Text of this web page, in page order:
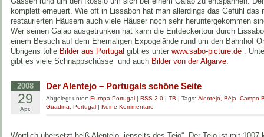
komplett erneuert. Wie oft in Lissabon hat man allerdings das Gefühl das
restaurierten Häusern auch viele Häuser noch sehr heruntergekommen
Wer seinen Galao ausgetrunken hat kann die Entdeckertour durch
einem Besuch auf dem Ehemaligen Expogelände rund um den Bahnhof
Übrigens tolle Bilder aus Portugal gibt es unter www.sabo-picture.de .
gibt es viele Schnappschüsse und auch Bilder von der Algarve.
2008
29
Apr.
Der Alentejo – Portugals schöne Seite
Abgelegt unter: Europa Portugal | RSS 2.0 | TB | Tags: Alentejo Béja
Campo
Guadina
Portugal | Keine Kommentare